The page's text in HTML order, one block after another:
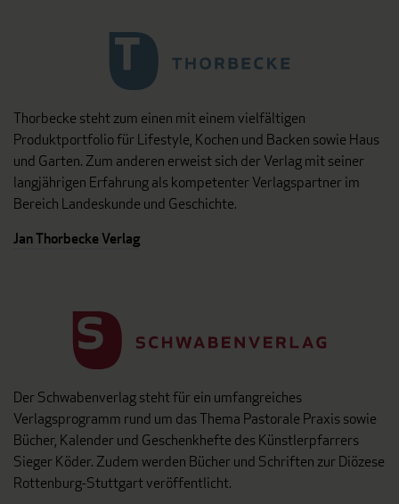
Thorbecke steht zum einen mit einem vielfältigen
Produktportfolio für Lifestyle, Kochen und Backen sowie Haus
und Garten. Zum anderen erweist sich der Verlag mit seiner
langjährigen Erfahrung als kompetenter Verlagspartner im
Bereich Landeskunde und Geschichte.
Jan Thorbecke Verlag
Der Schwabenverlag steht für ein umfangreiches
Verlagsprogramm rund um das Thema Pastorale Praxis sowie
Bücher, Kalender und Geschenkhefte des Künstlerpfarrers
Sieger Köder. Zudem werden Bücher und Schriften zur Diözese
Rottenburg-Stuttgart veröffentlicht.